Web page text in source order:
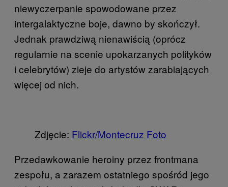
niewyczerpanie spowodowane przez
intergalaktyczne boje, dawno by skończył.
Jednak prawdziwą nienawiścią (oprócz
regularnie na scenie upokarzanych polityków
i celebrytów) zieje do artystów zarabiających
więcej od nich.
Zdjęcie: Flickr/Montecruz Foto
Przedawkowanie heroiny przez frontmana
zespołu, a zarazem ostatniego spośród jego